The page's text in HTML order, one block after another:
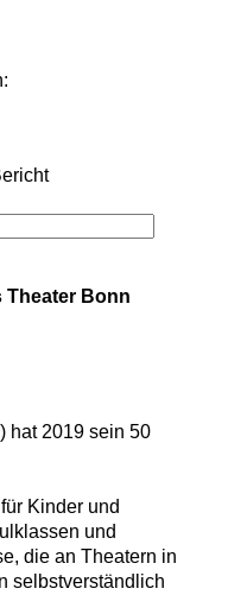
Theater Bonn
hat 2019 sein 50
Kinder und
und
die an Theatern in
selbstverständlich